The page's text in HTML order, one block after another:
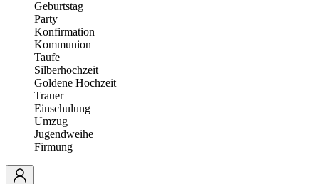
Geburtstag
Party
Konfirmation
Kommunion
Taufe
Silberhochzeit
Goldene Hochzeit
Trauer
Einschulung
Umzug
Jugendweihe
Firmung